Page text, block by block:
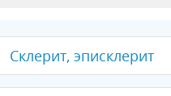
Склерит, эписклерит